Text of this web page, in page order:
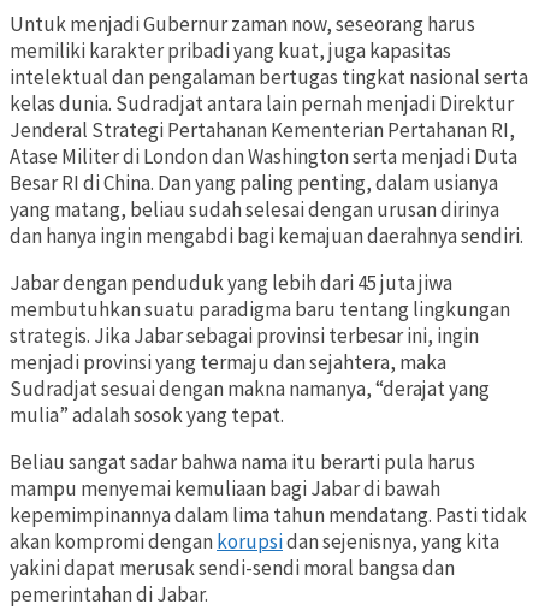
Untuk menjadi Gubernur zaman now, seseorang harus
memiliki karakter pribadi yang kuat, juga kapasitas
intelektual dan pengalaman bertugas tingkat nasional serta
kelas dunia. Sudradjat antara lain pernah menjadi Direktur
Jenderal Strategi Pertahanan Kementerian Pertahanan RI,
Atase Militer di London dan Washington serta menjadi Duta
Besar RI di China. Dan yang paling penting, dalam usianya
yang matang, beliau sudah selesai dengan urusan dirinya
dan hanya ingin mengabdi bagi kemajuan daerahnya sendiri.
Jabar dengan penduduk yang lebih dari 45 juta jiwa
membutuhkan suatu paradigma baru tentang lingkungan
strategis. Jika Jabar sebagai provinsi terbesar ini, ingin
menjadi provinsi yang termaju dan sejahtera, maka
Sudradjat sesuai dengan makna namanya, “derajat yang
mulia” adalah sosok yang tepat.
Beliau sangat sadar bahwa nama itu berarti pula harus
mampu menyemai kemuliaan bagi Jabar di bawah
kepemimpinannya dalam lima tahun mendatang. Pasti tidak
akan kompromi dengankorupsidan sejenisnya, yang kita
yakini dapat merusak sendi-sendi moral bangsa dan
pemerintahan di Jabar.